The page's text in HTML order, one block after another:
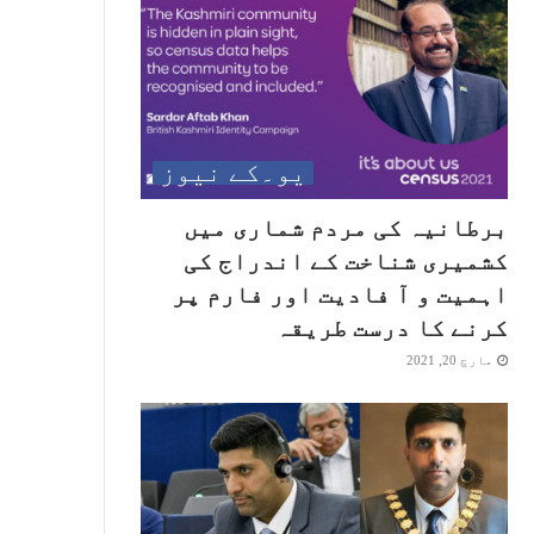
یو۔کے نیوز
برطانیہ کی مردم شماری میں
کشمیری شناخت کے اندراج کی
اہمیت و آ فادیت اور فارم پر
کرنے کا درست طریقہ
مارچ 20, 2021